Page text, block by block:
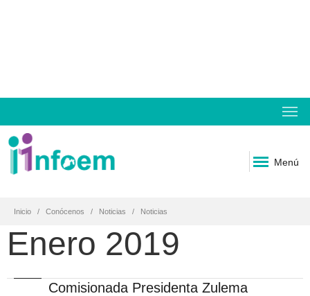
Menú
Inicio Conócenos Noticias Noticias
Enero 2019
Comisionada Presidenta Zulema